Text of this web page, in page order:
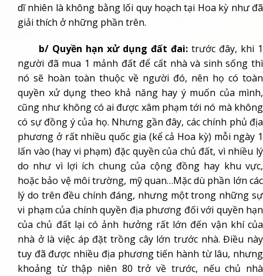
dĩ nhiên là không bằng lối quy hoạch tại Hoa kỳ như đã
giải thích ở những phần trên.
b/ Quyền hạn xử dụng đất đai: trước đây, khi 1
người đã mua 1 mảnh đất để cất nhà và sinh sống thì
nó sẽ hoàn toàn thuộc về người đó, nên họ có toàn
quyền xử dụng theo khả năng hay ý muốn của mình,
cũng như không có ai được xâm phạm tới nó mà không
có sự đồng ý của họ. Nhưng gần đây, các chính phủ địa
phương ở rất nhiều quốc gia (kể cả Hoa kỳ) mỗi ngày 1
lấn vào (hay vi phạm) đặc quyền của chủ đất, vì nhiều lý
do như vì lợi ích chung của cộng đồng hay khu vực,
hoặc bảo vệ môi trường, mỹ quan…Mặc dù phần lớn các
lý do trên đều chính đáng, nhưng một trong những sự
vi phạm của chính quyền địa phương đối với quyền hạn
của chủ đất lại có ảnh hưởng rất lớn đến vận khí của
nhà ở là việc áp đặt trồng cây lớn trước nhà. Điều này
tuy đã được nhiều địa phương tiến hành từ lâu, nhưng
khoảng từ thập niên 80 trở về trước, nếu chủ nhà